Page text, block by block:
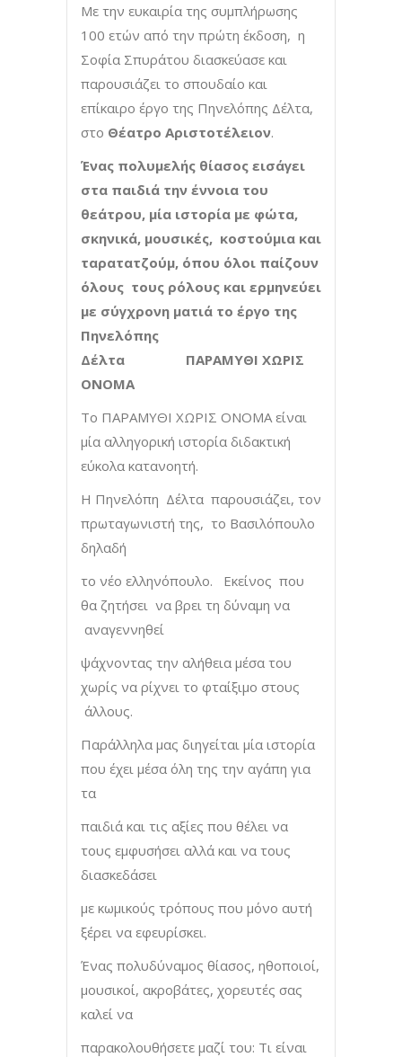
Με την ευκαιρία της συμπλήρωσης
100 ετών από την πρώτη έκδοση, η
Σοφία Σπυράτου διασκεύασε και
παρουσιάζει το σπουδαίο και
επίκαιρο έργο της Πηνελόπης Δέλτα,
στο Θέατρο Αριστοτέλειον.
Ένας πολυμελής θίασος εισάγει
στα παιδιά την έννοια του
θεάτρου, μία ιστορία με φώτα,
σκηνικά, μουσικές, κοστούμια και
ταρατατζούμ, όπου όλοι παίζουν
όλους τους ρόλους και ερμηνεύει
με σύγχρονη ματιά το έργο της
Πηνελόπης
Δέλτα
ΠΑΡΑΜΥΘΙ ΧΩΡΙΣ
ΟΝΟΜΑ
Το ΠΑΡΑΜΥΘΙ ΧΩΡΙΣ ΟΝΟΜΑ είναι
μία αλληγορική ιστορία διδακτική
εύκολα κατανοητή.
Η Πηνελόπη Δέλτα παρουσιάζει, τον
πρωταγωνιστή της, το Βασιλόπουλο
δηλαδή
το νέο ελληνόπουλο. Εκείνος που
θα ζητήσει να βρει τη δύναμη να
αναγεννηθεί
ψάχνοντας την αλήθεια μέσα του
χωρίς να ρίχνει το φταίξιμο στους
άλλους.
Παράλληλα μας διηγείται μία ιστορία
που έχει μέσα όλη της την αγάπη για
τα
παιδιά και τις αξίες που θέλει να
τους εμφυσήσει αλλά και να τους
διασκεδάσει
με κωμικούς τρόπους που μόνο αυτή
ξέρει να εφευρίσκει.
Ένας πολυδύναμος θίασος, ηθοποιοί,
μουσικοί, ακροβάτες, χορευτές σας
καλεί να
παρακολουθήσετε μαζί του: Τι είναι